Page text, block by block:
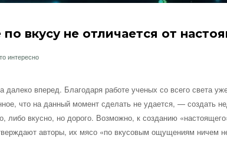
вкусу не отличается от
интересно
вперед. Благодаря работе ученых со всего света
что на данный момент сделать не удается, — создать
либо вкусно, но дорого. Возможно, к созданию
авторы, их мясо «по вкусовым ощущениям ничем